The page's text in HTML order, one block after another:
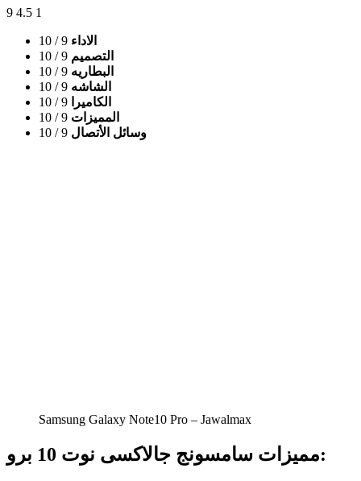
9 4.5 1
الاداء 9
/ 10
التصميم 9
/ 10
البطاريه 9
/ 10
الشاشه 9
/ 10
الكاميرا
9
/ 10
المميزات 9
/ 10
وسائل الأتصال 9
/ 10
Samsung Galaxy Note10 Pro – Jawalmax
مميزات سامسونج جالاكسى نوت 10 برو: